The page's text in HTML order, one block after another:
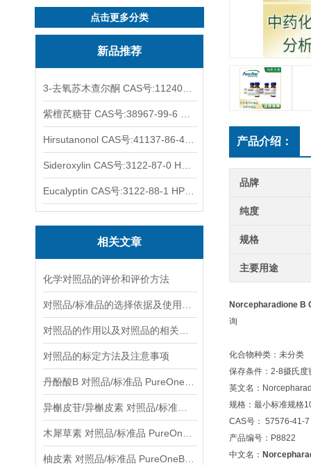
点击更多分类
新品推荐
相关文章
化学对照品的评价和评价方法
对照品的标定方法及注意事项
产品介绍：
品牌
纯度
规格
主要用途
Norcepharadione B
询
化合物种类：未分类
保存条件：2-8摄氏度
英文名：
规格：最小标准规格
CAS号： 57576-41-7
产品编号：P8822
中文名：